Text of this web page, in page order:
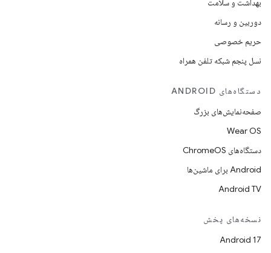
بهداشت و سلامت
دوربین و رسانه
حریم خصوصی
نسل پنجم شبکه تلفن همراه
دستگاه‌های ANDROID
صفحه‌نمایش‌های بزرگ
Wear OS
دستگاه‌های ChromeOS
Android برای ماشین‌ها
Android TV
نسخه‌های پخش
Android 17